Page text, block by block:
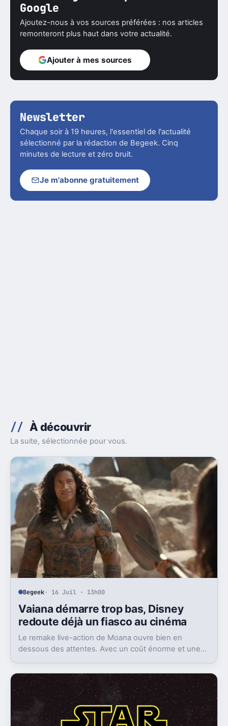
Google
Ajoutez-nous à vos sources préférées : nos articles
remonteront plus haut dans votre actualité.
Ajouter à mes sources
Newsletter
Chaque soir à 19 heures, l'essentiel de l'actualité
sélectionné par la rédaction de Begeek. Cinq
minutes de lecture et zéro bruit.
Je m'abonne gratuitement
À découvrir
La suite, sélectionnée pour vous.
Begeek· 16 Juil · 13h00
Vaiana démarre trop bas, Disney
redoute déjà un fiasco au cinéma
Le remake live-action de Moana ouvre bien en
dessous des attentes. Avec un coût énorme et une
box-office.